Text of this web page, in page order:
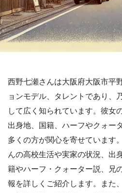
西野七瀬さんは大阪府大阪市平
ョンモデル、タレントであり、
して広く知られています。 彼女
出身地、国籍、ハーフやクォー
多くの方が関心を寄せています。
んの高校生活や実家の状況、出
籍やハーフ・クォーター説、兄
報を詳しくご紹介します。
また